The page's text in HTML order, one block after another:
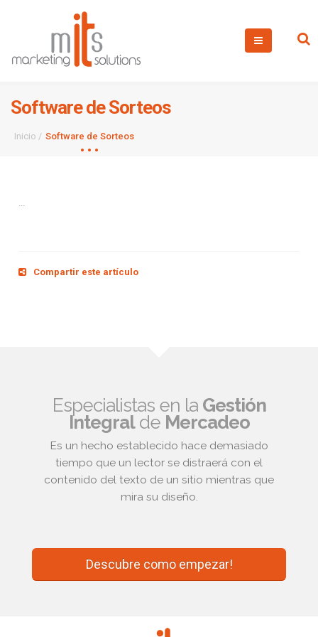
Software de Sorteos
Inicio Software de Sorteos
...
Compartir este artículo
Especialistas en la Gestión
Integralde Mercadeo
Es un hecho establecido hace demasiado
tiempo que un lector se distraerá con el
contenido del texto de un sitio mientras que
mira su diseño.
Descubre como empezar!